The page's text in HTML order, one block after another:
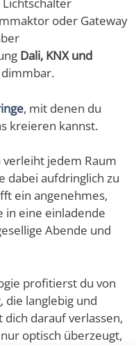
oder Gateway
Dali, KNX und
dimmbar.
, mit denen du
kreieren kannst.
verleiht jedem Raum
dabei aufdringlich zu
ein angenehmes,
in eine einladende
Abende und
profitierst du von
langlebig und
darauf verlassen,
optisch überzeugt,